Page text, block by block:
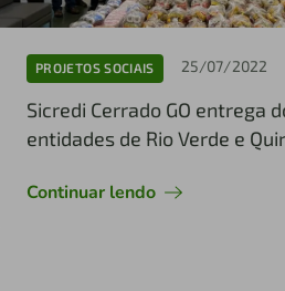
PROJETOS SOCIAIS 25/07/2022
Sicredi Cerrado GO entrega
entidades de Rio Verde e
Continuar lendo